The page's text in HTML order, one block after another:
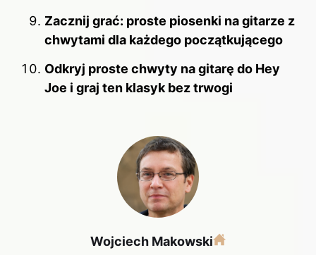
Zacznij grać: proste piosenki na gitarze z
chwytami dla każdego początkującego
Odkryj proste chwyty na gitarę do Hey
Joe i graj ten klasyk bez trwogi
Wojciech Makowski